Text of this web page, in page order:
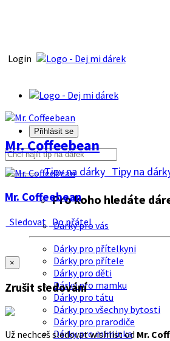
Login
Přihlásit se
Tipy na dárky Tipy na
Pro koho hledáte
Dárky pro vás
Dárky pro přítelkyni
Dárky pro přítele
Dárky pro děti
Dárky pro mamku
Dárky pro tátu
Dárky pro všechny bytosti
Dárky pro prarodiče
Dárky pro miminka
Mr. Coffeebean
Mr. Coffeebean
Sledovat Do přátel
×
Zrušit sledování
Už nechceš sledovat wishlist od Mr.